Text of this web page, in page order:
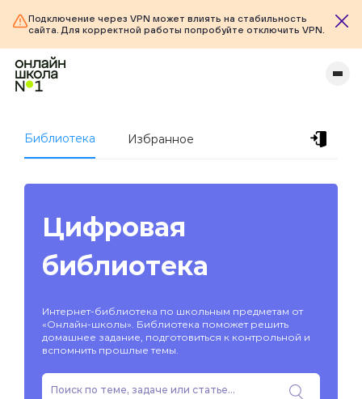
Подключение через VPN может влиять на стабильность
сайта. Для корректной работы попробуйте отключить VPN.
Библиотека Избранное
Цифровая
библиотека
Интернет-библиотека по школьным предметам от
«Онлайн-школы». Библиотека поможет решить
домашнее задание, подготовиться к контрольной и
вспомнить прошлые темы.